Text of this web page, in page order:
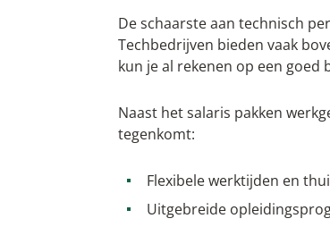
De schaarste aan technisch
Techbedrijven bieden vaak
kun je al rekenen op een
Naast het salaris pakken
tegenkomt:
Flexibele werktijden en
Uitgebreide